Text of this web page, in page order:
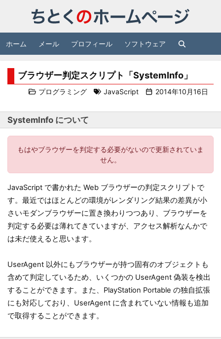
ホーム メール プロフィール ソフトウェア
ブラウザー判定スクリプト「SystemInfo」
プログラミング JavaScript 2014年10月16日
SystemInfo について
もはやブラウザーを判定する必要がないので更新されていま
せん。
JavaScript で書かれた Web ブラウザーの判定スクリプトで
す。最近ではほとんどの環境がレンダリング結果の差異が小
さいモダンブラウザーに置き換わりつつあり、ブラウザーを
判定する必要は薄れてきていますが、アクセス解析なんかで
は未だ使えると思います。
UserAgent 以外にもブラウザーが持つ固有のオブジェクトも
含めて判定しているため、いくつかの UserAgent 偽装を検出
することができます。また、PlayStation Portable の独自拡張
にも対応しており、UserAgent に含まれていない情報も追加
で取得することができます。